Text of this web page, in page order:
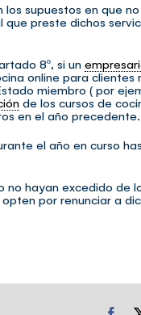
supuestos en que
que preste dichos
8º, si un
online para
miembro ( por
de los cursos de
en el año precedente.
el año en curso
hayan excedido de
por renunciar a